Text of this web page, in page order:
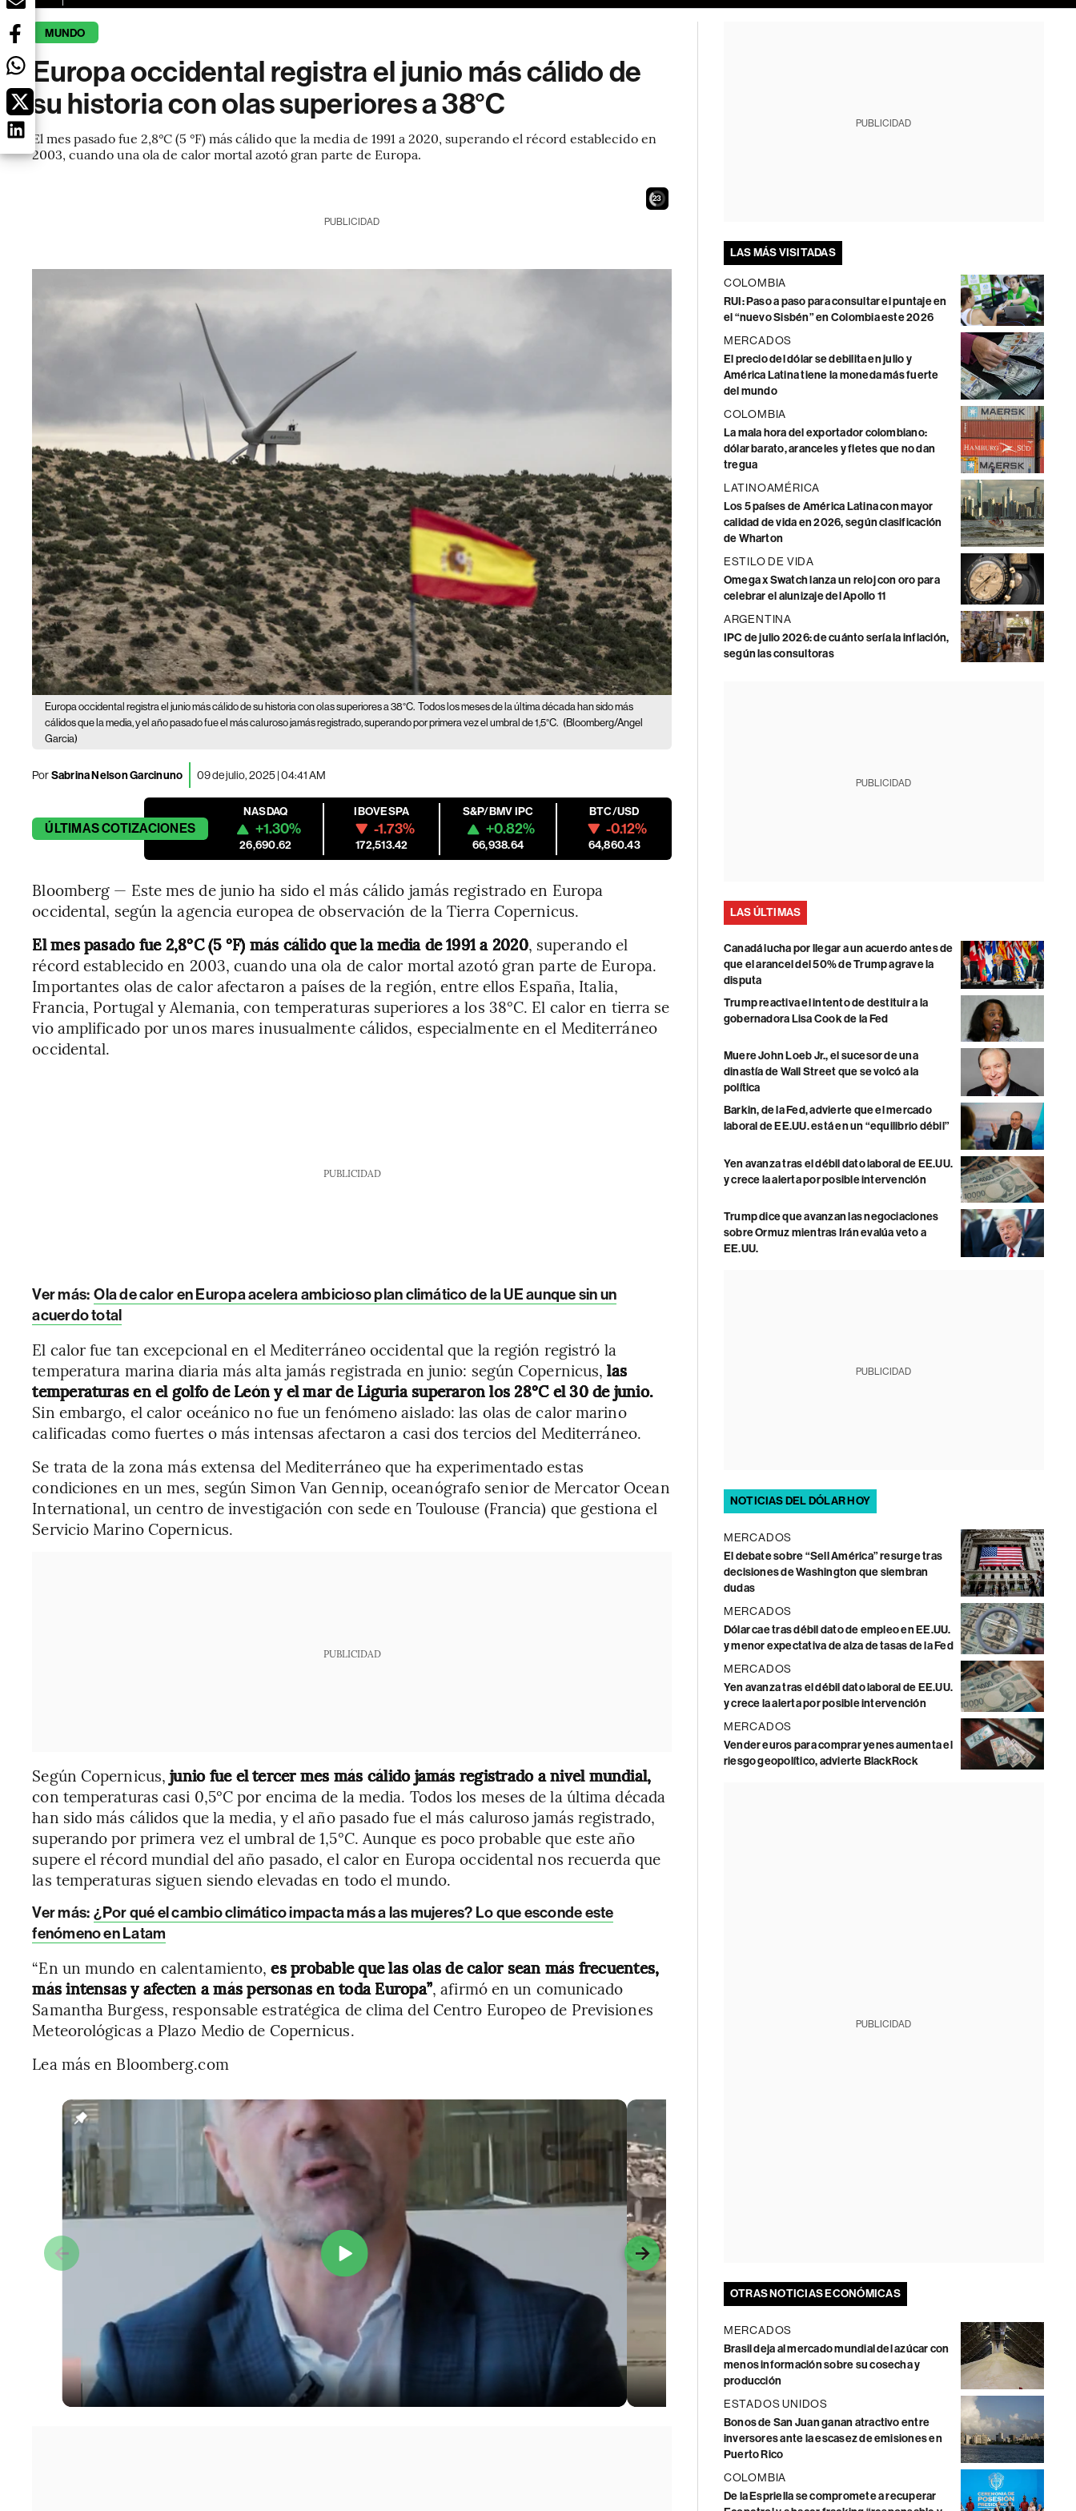
MUNDO
Europa occidental registra el junio más cálido de
su historia con olas superiores a 38°C
El mes pasado fue 2,8°C (5 °F) más cálido que la media de 1991 a 2020, superando el récord establecido en
2003, cuando una ola de calor mortal azotó gran parte de Europa.
21
PUBLICIDAD
Europa occidental registra el junio más cálido de su historia con olas superiores a 38°C. Todos los meses de la última década han sido más
cálidos que la media, y el año pasado fue el más caluroso jamás registrado, superando por primera vez el umbral de 1,5°C. (Bloomberg/Angel
Garcia)
PorSabrina Nelson Garcinuno 09 de julio, 2025 | 04:41 AM
ÚLTIMASCOTIZACIONES
NASDAQ
+1.30%
26,690.62
IBOVESPA
-1.73%
172,513.42
S&P/BMV IPC
+0.82%
66,938.64
BTC/USD
-0.12%
64,860.43
Bloomberg — Este mes de junio ha sido el más cálido jamás registrado en Europa
occidental, según la agencia europea de observación de la Tierra Copernicus.
El mes pasado fue 2,8°C (5 °F) más cálido que la media de 1991 a 2020, superando el
récord establecido en 2003, cuando una ola de calor mortal azotó gran parte de Europa.
Importantes olas de calor afectaron a países de la región, entre ellos España, Italia,
Francia, Portugal y Alemania, con temperaturas superiores a los 38°C. El calor en tierra se
vio amplificado por unos mares inusualmente cálidos, especialmente en el Mediterráneo
occidental.
PUBLICIDAD
Ver más: Ola de calor en Europa acelera ambicioso plan climático de la UE aunque sin un
acuerdo total
El calor fue tan excepcional en el Mediterráneo occidental que la región registró la
temperatura marina diaria más alta jamás registrada en junio: según Copernicus,las
temperaturas en el golfo de León y el mar de Liguria superaron los 28°C el 30 de junio.
Sin embargo, el calor oceánico no fue un fenómeno aislado: las olas de calor marino
calificadas como fuertes o más intensas afectaron a casi dos tercios del Mediterráneo.
Se trata de la zona más extensa del Mediterráneo que ha experimentado estas
condiciones en un mes, según Simon Van Gennip, oceanógrafo senior de Mercator Ocean
International, un centro de investigación con sede en Toulouse (Francia) que gestiona el
Servicio Marino Copernicus.
PUBLICIDAD
Según Copernicus,junio fue el tercer mes más cálido jamás registrado a nivel mundial,
con temperaturas casi 0,5°C por encima de la media. Todos los meses de la última década
han sido más cálidos que la media, y el año pasado fue el más caluroso jamás registrado,
superando por primera vez el umbral de 1,5°C. Aunque es poco probable que este año
supere el récord mundial del año pasado, el calor en Europa occidental nos recuerda que
las temperaturas siguen siendo elevadas en todo el mundo.
Ver más: ¿Por qué el cambio climático impacta más a las mujeres? Lo que esconde este
fenómeno en Latam
“En un mundo en calentamiento,es probable que las olas de calor sean más frecuentes,
más intensas y afecten a más personas en toda Europa”, afirmó en un comunicado
Samantha Burgess, responsable estratégica de clima del Centro Europeo de Previsiones
Meteorológicas a Plazo Medio de Copernicus.
Lea más en Bloomberg.com
PUBLICIDAD
LAS MÁS VISITADAS
COLOMBIA
RUI: Paso a paso para consultar el puntaje en
el “nuevo Sisbén” en Colombia este 2026
MERCADOS
El precio del dólar se debilita en julio y
América Latina tiene la moneda más fuerte
del mundo
COLOMBIA
La mala hora del exportador colombiano:
dólar barato, aranceles y fletes que no dan
tregua
LATINOAMÉRICA
Los 5 países de América Latina con mayor
calidad de vida en 2026, según clasificación
de Wharton
ESTILO DE VIDA
Omega x Swatch lanza un reloj con oro para
celebrar el alunizaje del Apollo 11
ARGENTINA
IPC de julio 2026: de cuánto sería la inflación,
según las consultoras
PUBLICIDAD
LAS ÚLTIMAS
Canadá lucha por llegar a un acuerdo antes de
que el arancel del 50% de Trump agrave la
disputa
Trump reactiva el intento de destituir a la
gobernadora Lisa Cook de la Fed
Muere John Loeb Jr., el sucesor de una
dinastía de Wall Street que se volcó a la
política
Barkin, de la Fed, advierte que el mercado
laboral de EE.UU. está en un “equilibrio débil”
Yen avanza tras el débil dato laboral de EE.UU.
y crece la alerta por posible intervención
Trump dice que avanzan las negociaciones
sobre Ormuz mientras Irán evalúa veto a
EE.UU.
PUBLICIDAD
NOTICIAS DEL DÓLAR HOY
MERCADOS
El debate sobre “Sell América” resurge tras
decisiones de Washington que siembran
dudas
MERCADOS
Dólar cae tras débil dato de empleo en EE.UU.
y menor expectativa de alza de tasas de la Fed
MERCADOS
Yen avanza tras el débil dato laboral de EE.UU.
y crece la alerta por posible intervención
MERCADOS
Vender euros para comprar yenes aumenta el
riesgo geopolítico, advierte BlackRock
PUBLICIDAD
OTRAS NOTICIAS ECONÓMICAS
MERCADOS
Brasil deja al mercado mundial del azúcar con
menos información sobre su cosecha y
producción
ESTADOS UNIDOS
Bonos de San Juan ganan atractivo entre
inversores ante la escasez de emisiones en
Puerto Rico
COLOMBIA
De la Espriella se compromete a recuperar